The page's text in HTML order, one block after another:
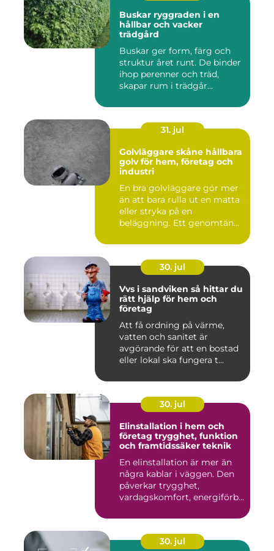
Buskar ryggraden i en
hållbar och vacker
trädgård
Buskar ger form, färg och
struktur året runt. De binder
ihop perenner och träd,
skapar rum i trädgår...
31. jul
Golvläggare skåne hållbara
golv för hem, företag och
industri
En bra golvläggare gör mer
än att bara rulla ut en matta
eller stryka på en
beläggning. Ett genomtän...
30. jul
Vvs i sandviken så hittar du
rätt hjälp för hem och
företag
Att få ordning på värme,
vatten och sanitet är
avgörande för att en bostad
eller lokal ska fungera t...
30. jul
Elinstallation i hem och
företag trygghet, funktion
och framtidssäker teknik
En elinstallation är mer än
några kablar i väggen. Den
påverkar trygghet,
vardagskomfort, energiförb...
30. jul